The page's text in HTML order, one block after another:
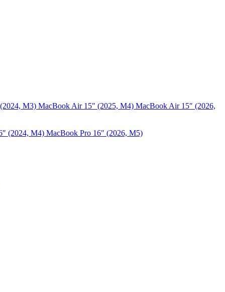
M3) MacBook Air 15" (2025, M4) MacBook Air 15″ (2026,
(2024, M4) MacBook Pro 16" (2026, M5)